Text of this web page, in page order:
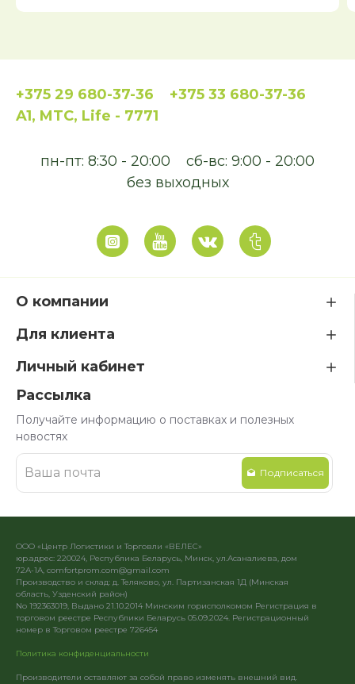
+375 29 680-37-36
+375 33 680-37-36
A1, MTC, Life - 7771
пн-пт: 8:30 - 20:00
сб-вс: 9:00 - 20:00
без выходных
О компании
Для клиента
Личный кабинет
Рассылка
Получайте информацию о поставках и полезных
новостях
Подписаться
ООО «Центр Логистики и Торговли «ВЕЛЕС»
юр.адрес: 220024, Республика Беларусь, Минск, ул.Асаналиева, дом
72А-1А, comfortprom.com@gmail.com
Производство и склад: д. Теляково, ул. Партизанская 1Д (Минская
область, Узденский район)
No 192363019, Выдано 21.10.2014 Минским горисполкомом Регистрация в
торговом реестре Республики Беларусь 05.09.2024. Регистрационный
номер в Торговом реестре 726454
Политика конфиденциальности
Производители оставляют за собой право изменять внешний вид.